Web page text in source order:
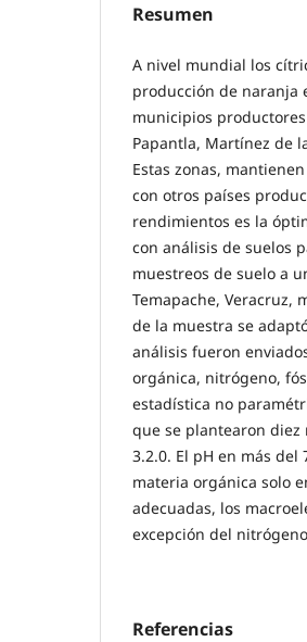
Resumen
A nivel mundial los
producción de naranja
municipios
Papantla, Martínez de
Estas zonas,
con otros países
rendimientos es la
con análisis de suelos
muestreos de suelo a
Temapache, Veracruz,
de la muestra se
análisis fueron
orgánica, nitrógeno,
estadística no
que se plantearon diez
3.2.0. El pH en más
materia orgánica solo
adecuadas, los
excepción del
Referencias